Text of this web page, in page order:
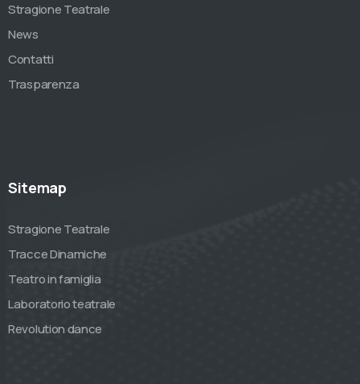
Stragione Teatrale
News
Contatti
Trasparenza
Sitemap
Stragione Teatrale
Tracce Dinamiche
Teatro in famiglia
Laboratorio teatrale
Revolution dance